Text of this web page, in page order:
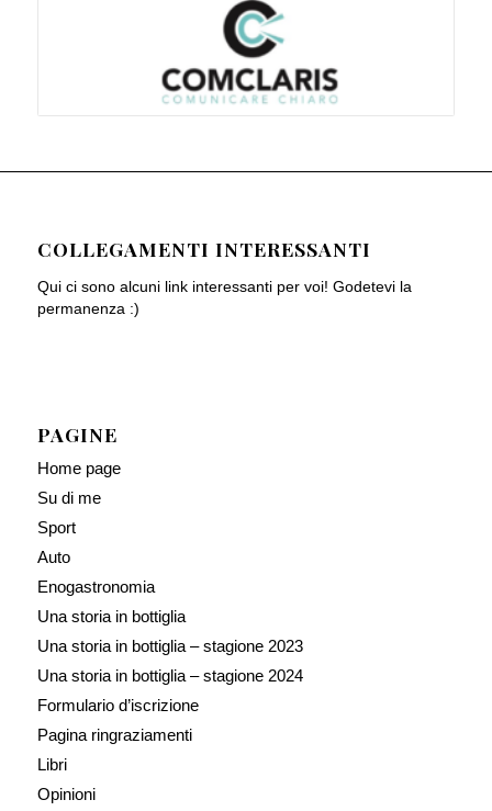
COLLEGAMENTI INTERESSANTI
Qui ci sono alcuni link interessanti per voi! Godetevi la
permanenza :)
PAGINE
Home page
Su di me
Sport
Auto
Enogastronomia
Una storia in bottiglia
Una storia in bottiglia – stagione 2023
Una storia in bottiglia – stagione 2024
Formulario d’iscrizione
Pagina ringraziamenti
Libri
Opinioni